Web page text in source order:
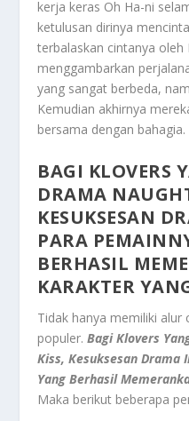
kerja keras Oh Ha-ni
ketulusan dirinya
terbalaskan cintanya
menggambarkan
yang sangat berbeda,
Kemudian akhirnya
bersama dengan bahagia.
BAGI KLOVERS
DRAMA
KESUKSESAN
PARA
BERHASIL
KARAKTER
Tidak hanya memiliki alur
populer.Bagi Klovers
Kiss, Kesuksesan Drama
Yang Berhasil
Maka berikut beberapa